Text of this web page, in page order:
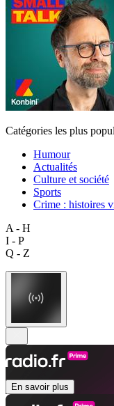
Catégories les plus
Humour
Actualités
Culture et société
Sports
Crime : histoires
A - H
I - P
Q - Z
En savoir plus